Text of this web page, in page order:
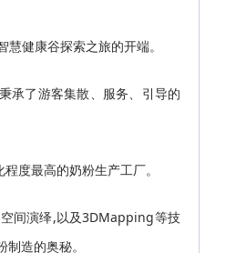
健康谷探索之旅的开端。
承了游客集散、服务、引导的
度最高的奶粉生产工厂。
间演绎,以及3DMapping等技
造的奥秘。